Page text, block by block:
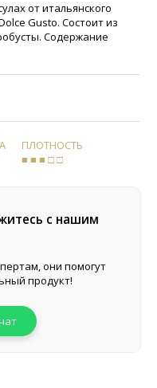
от итальянского
Gusto. Состоит из
Содержание
ПЛОТНОСТЬ
■ ■ ■ □ □
с нашим
они помогут
продукт!